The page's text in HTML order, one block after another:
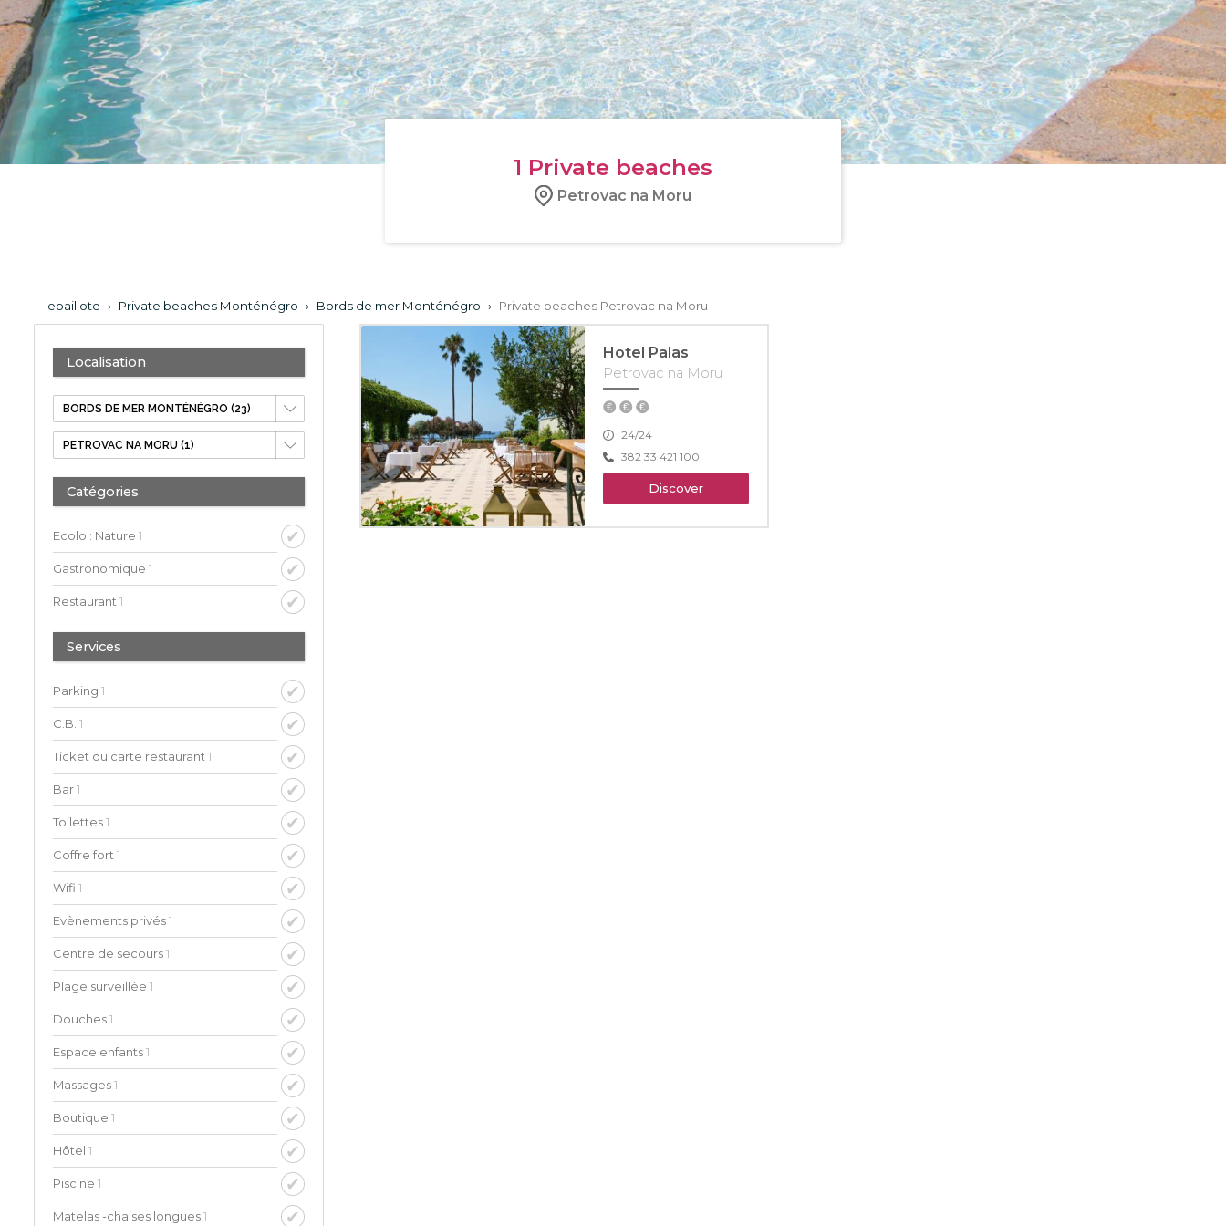
1 Private beaches
Petrovac na Moru
epaillote › Private beaches Monténégro › Bords de mer Monténégro › Private beaches Petrovac na Moru
Localisation
Catégories
Ecolo : Nature 1
Gastronomique 1
Restaurant 1
Services
Parking 1
C.B. 1
Ticket ou carte restaurant 1
Bar1
Toilettes1
Coffre fort 1
Wifi 1
Evènements privés1
Centre de secours1
Plage surveillée 1
Douches1
Espace enfants1
Massages1
Boutique 1
Hôtel 1
Piscine 1
Matelas -chaises longues1
Hotel Palas
Petrovac na Moru
24/24
382 33 421 100
Discover